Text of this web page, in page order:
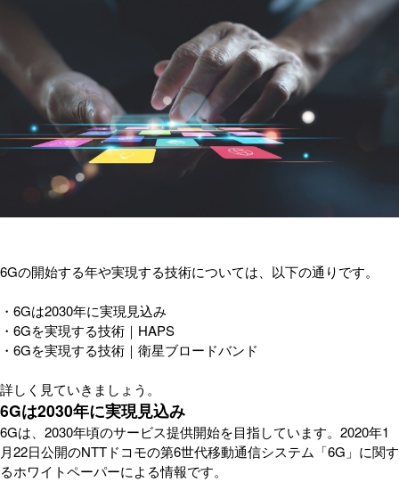
6Gの開始する年や実現する技術については、以下の通りです。
・6Gは2030年に実現見込み
・6Gを実現する技術｜HAPS
・6Gを実現する技術｜衛星ブロードバンド
詳しく見ていきましょう。
6Gは2030年に実現見込み
6Gは、2030年頃のサービス提供開始を目指しています。2020年1
月22日公開のNTTドコモの第6世代移動通信システム「6G」に関す
るホワイトペーパーによる情報です。